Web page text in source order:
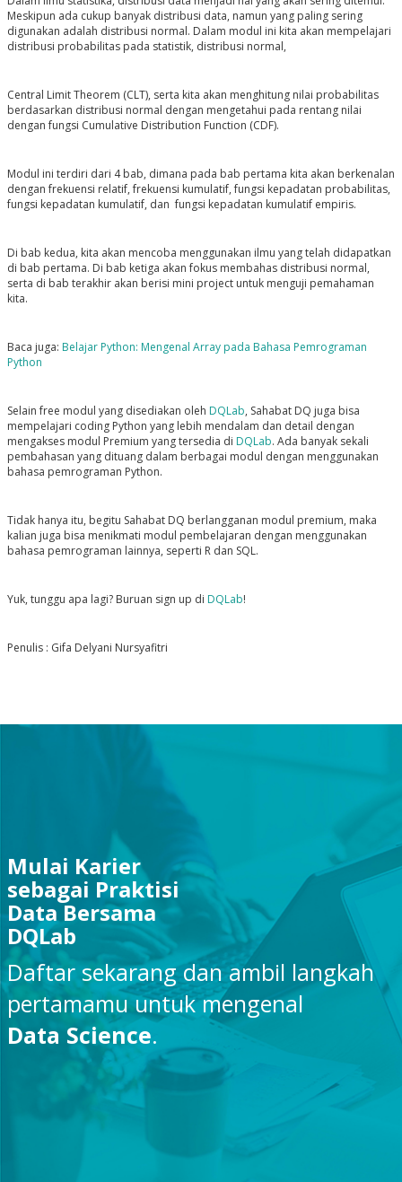
Meskipun ada cukup banyak distribusi data, namun yang paling sering
digunakan adalah distribusi normal. Dalam modul ini kita akan mempelajari
distribusi probabilitas pada statistik, distribusi normal,
Central Limit Theorem (CLT), serta kita akan menghitung nilai probabilitas
berdasarkan distribusi normal dengan mengetahui pada rentang nilai
dengan fungsi Cumulative Distribution Function (CDF).
Modul ini terdiri dari 4 bab, dimana pada bab pertama kita akan berkenalan
denganfrekuensi relatif, frekuensi kumulatif, fungsi kepadatan probabilitas,
fungsi kepadatan kumulatif, dan fungsi kepadatan kumulatif empiris.
Di bab kedua, kita akan mencoba menggunakan ilmu yang telah didapatkan
di bab pertama. Di bab ketiga akan fokus membahas distribusi normal,
serta di bab terakhir akan berisi mini project untuk menguji pemahaman
kita.
Baca juga: Belajar Python: Mengenal Array pada Bahasa Pemrograman
Python
Selain free modul yang disediakan oleh DQLab, Sahabat DQ juga bisa
mempelajari coding Python yang lebih mendalam dan detail dengan
mengakses modul Premium yang tersedia di DQLab. Ada banyak sekali
pembahasan yang dituang dalam berbagai modul dengan menggunakan
bahasa pemrograman Python.
Tidak hanya itu, begitu Sahabat DQ berlangganan modul premium, maka
kalian juga bisa menikmati modul pembelajaran dengan menggunakan
bahasa pemrograman lainnya, seperti R dan SQL.
Yuk, tunggu apa lagi? Buruan sign up di DQLab!
Penulis : Gifa Delyani Nursyafitri
Mulai Karier
sebagai Praktisi
Data Bersama
DQLab
Daftar sekarang dan ambil langkah
pertamamu untuk mengenal
Data Science.